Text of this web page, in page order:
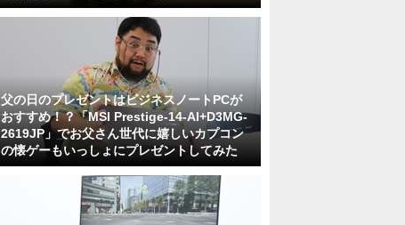
父の日のプレゼントはビジネスノートPCが
おすすめ！？「MSI Prestige-14-AI+D3MG-
2619JP」でお父さん世代に嬉しいカプコン
の懐ゲーもいっしょにプレゼントしてみた